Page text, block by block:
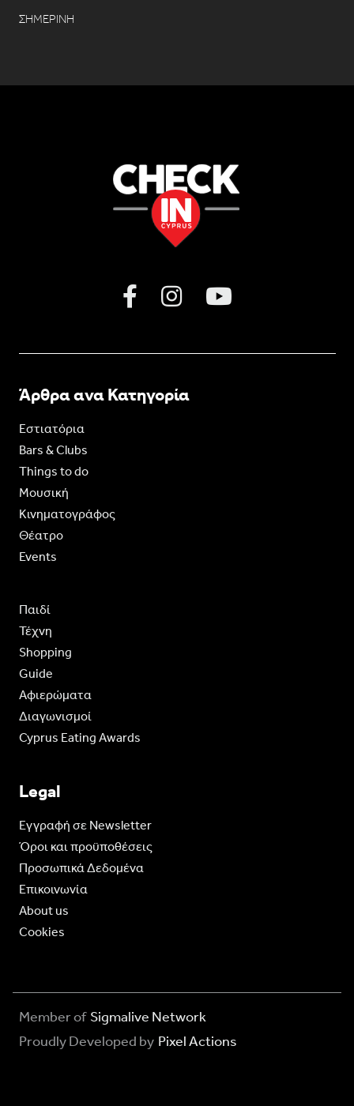
ΣΗΜΕΡΙΝΗ
Άρθρα ανα Κατηγορία
Εστιατόρια
Bars & Clubs
Things to do
Moυσική
Κινηματογράφος
Θέατρο
Events
Παιδί
Τέχνη
Shopping
Guide
Aφιερώματα
Διαγωνισμοί
Cyprus Eating Awards
Legal
Eγγραφή σε Newsletter
Όροι και προϋποθέσεις
Προσωπικά Δεδομένα
Επικοινωνία
About us
Cookies
Member of Sigmalive Network
Proudly Developed by Pixel Actions